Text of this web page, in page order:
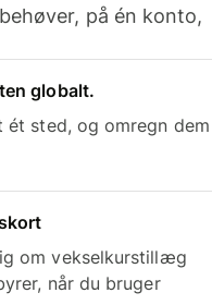
på én konto,
globalt.
ét sted, og omregn dem
om vekselkurstillæg
når du bruger